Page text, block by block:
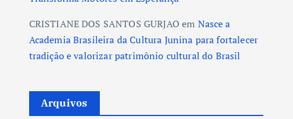
CRISTIANE DOS SANTOS GURJAO em Nasce a
Academia Brasileira da Cultura Junina para fortalecer
tradição e valorizar patrimônio cultural do Brasil
Arquivos